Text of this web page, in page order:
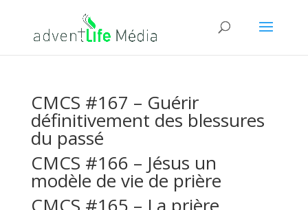
CMCS #167 – Guérir
définitivement des blessures
du passé
CMCS #166 – Jésus un
modèle de vie de prière